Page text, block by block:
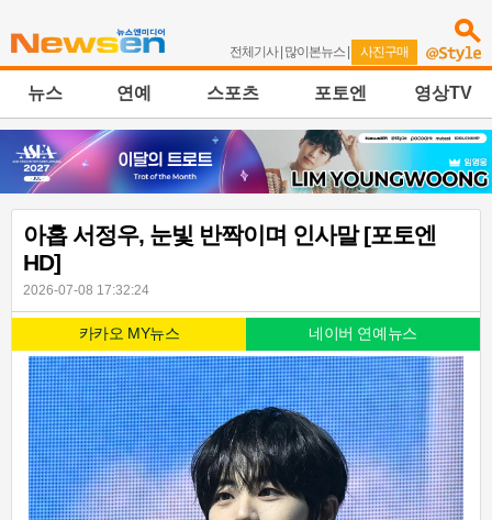
전체기사| 많이본뉴스 | 사진구매
뉴스 연예 스포츠 포토엔 영상TV
아홉 서정우, 눈빛 반짝이며 인사말 [포토엔
HD]
2026-07-08 17:32:24
카카오 MY뉴스 네이버 연예뉴스